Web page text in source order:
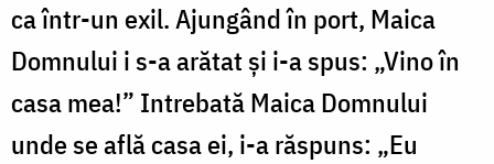
ca într-un exil. Ajungând în port, Maica
Domnului i s-a arătat și i-a spus: „Vino în
casa mea!” Intrebată Maica Domnului
unde se află casa ei, i-a răspuns: „Eu